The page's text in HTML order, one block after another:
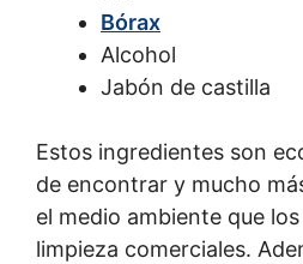
Bórax
Alcohol
Jabón de castilla
Estos ingredientes son
de encontrar y mucho
el medio ambiente que
limpieza comerciales.